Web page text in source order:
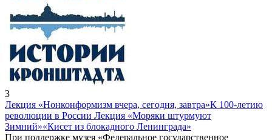
3
Лекция «Нонконформизм вчера, сегодня, завтра»К 100-летию
революции в России Лекция «Моряки штурмуют
Зимний»«Кисет из блокадного Ленинграда»
При поддержке музея «Федеральное государственное